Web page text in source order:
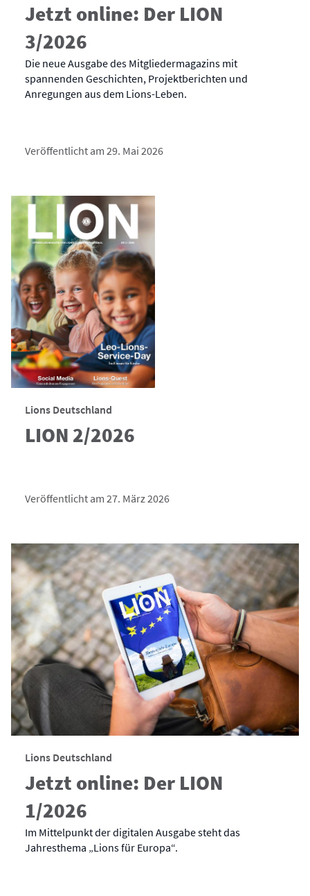
Jetzt online: Der LION
3/2026
Die neue Ausgabe des Mitgliedermagazins mit
spannenden Geschichten, Projektberichten und
Anregungen aus dem Lions-Leben.
Veröffentlicht am 29. Mai 2026
Lions Deutschland
LION 2/2026
Veröffentlicht am 27. März 2026
Lions Deutschland
Jetzt online: Der LION
1/2026
Im Mittelpunkt der digitalen Ausgabe steht das
Jahresthema „Lions für Europa“.